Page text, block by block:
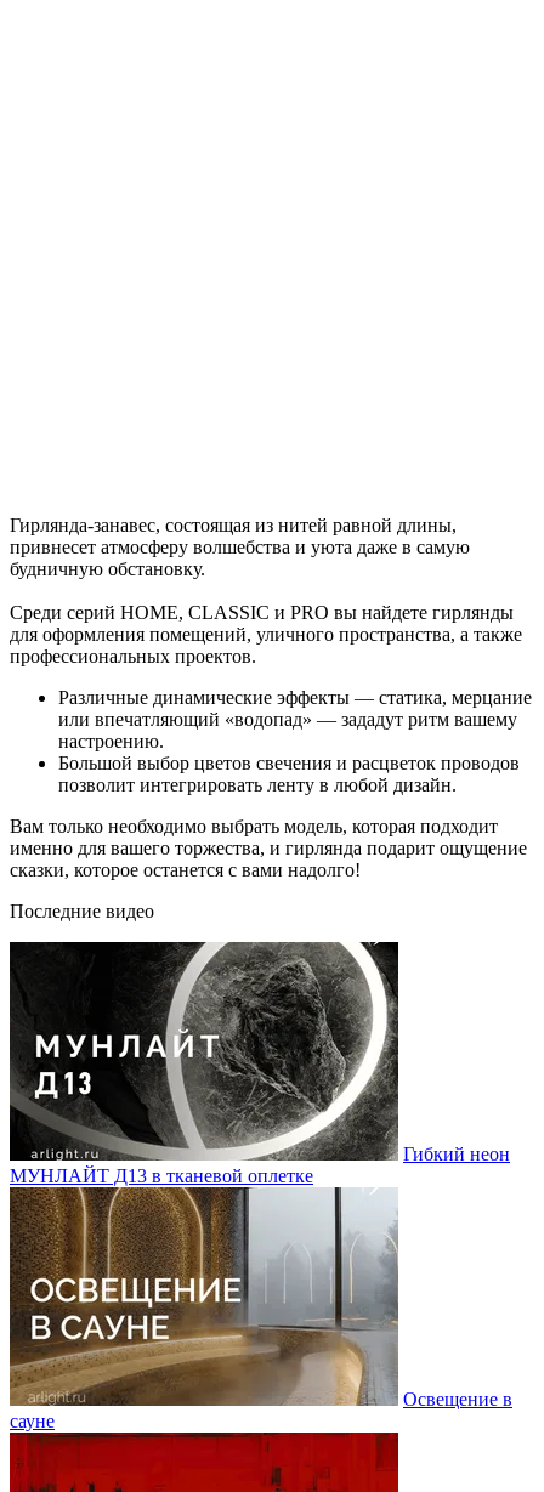
Гирлянда-занавес, состоящая из нитей равной длины,
привнесет атмосферу волшебства и уюта даже в самую
будничную обстановку.
Среди серий HOME, CLASSIC и PRO вы найдете гирлянды
для оформления помещений, уличного пространства, а также
профессиональных проектов.
Различные динамические эффекты — статика, мерцание
или впечатляющий «водопад» — зададут ритм вашему
настроению.
Большой выбор цветов свечения и расцветок проводов
позволит интегрировать ленту в любой дизайн.
Вам только необходимо выбрать модель, которая подходит
именно для вашего торжества, и гирлянда подарит ощущение
сказки, которое останется с вами надолго!
Последние видео
Гибкий неон
МУНЛАЙТ Д13 в тканевой оплетке
Освещение в
сауне